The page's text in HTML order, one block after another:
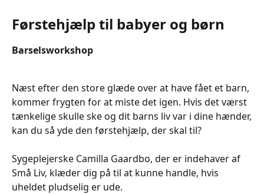
Førstehjælp til babyer og børn
Barselsworkshop
Næst efter den store glæde over at have fået et barn,
kommer frygten for at miste det igen. Hvis det værst
tænkelige skulle ske og dit barns liv var i dine hænder,
kan du så yde den førstehjælp, der skal til?
Sygeplejerske Camilla Gaardbo, der er indehaver af
Små Liv, klæder dig på til at kunne handle, hvis
uheldet pludselig er ude.